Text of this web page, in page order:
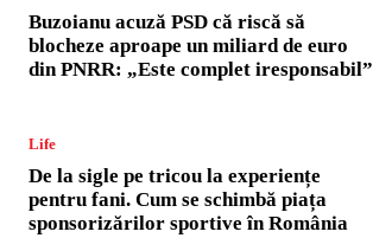
Buzoianu acuză PSD că riscă să
blocheze aproape un miliard de euro
din PNRR: „Este complet iresponsabil”
Life
De la sigle pe tricou la experiențe
pentru fani. Cum se schimbă piața
sponsorizărilor sportive în România